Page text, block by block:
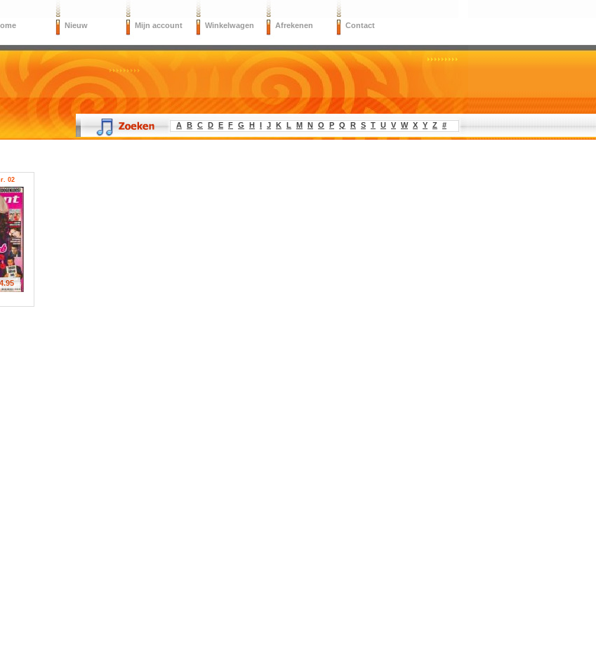
Nieuw Mijn account Winkelwagen Afrekenen Contact
A B C D E F G H I J K L M N O P Q R S T U V W X Y Z #
02